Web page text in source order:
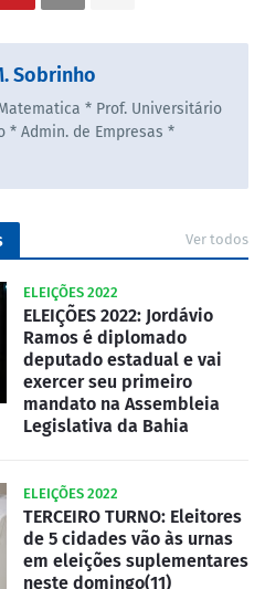
Sobrinho
* Prof. Universitário
* Admin. de Empresas *
Ver todos
ELEIÇÕES 2022
ELEIÇÕES 2022: Jordávio
Ramos é diplomado
deputado estadual e vai
exercer seu primeiro
mandato na Assembleia
Legislativa da Bahia
ELEIÇÕES 2022
TERCEIRO TURNO: Eleitores
de 5 cidades vão às urnas
em eleições suplementares
neste domingo(11)